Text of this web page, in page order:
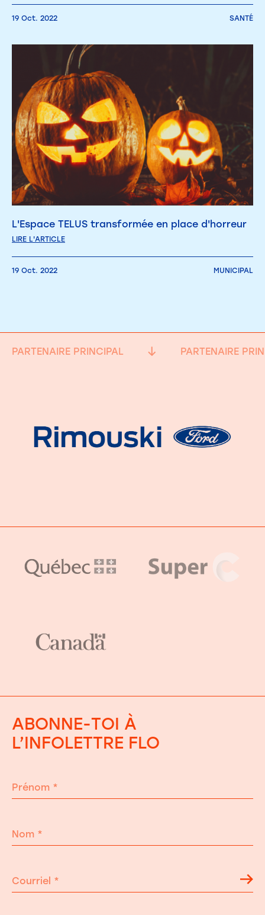
19 Oct. 2022 SANTÉ
L'Espace TELUS transformée en place d'horreur
LIRE L'ARTICLE
19 Oct. 2022 MUNICIPAL
PARTENAIRE PRINCIPAL PARTENAIRE
ABONNE-TOI À
L’INFOLETTRE FLO
Prénom *
Nom *
Courriel *